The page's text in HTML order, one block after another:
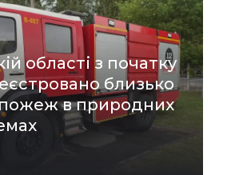
області з початку
близько
пожеж в природних